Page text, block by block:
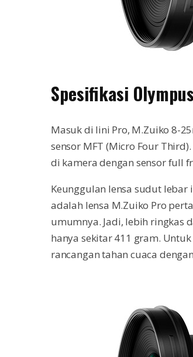
Spesifikasi
Masuk di lini Pro, M.Zuiko 8-
sensor MFT (Micro Four
di kamera dengan sensor full
Keunggulan lensa sudut lebar
adalah lensa M.Zuiko Pro
umumnya. Jadi, lebih ringkas
hanya sekitar 411 gram.
rancangan tahan cuaca